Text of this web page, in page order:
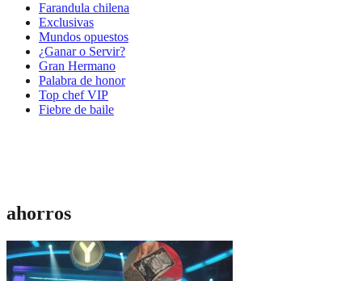
Farandula chilena
Exclusivas
Mundos opuestos
¿Ganar o Servir?
Gran Hermano
Palabra de honor
Top chef VIP
Fiebre de baile
ahorros